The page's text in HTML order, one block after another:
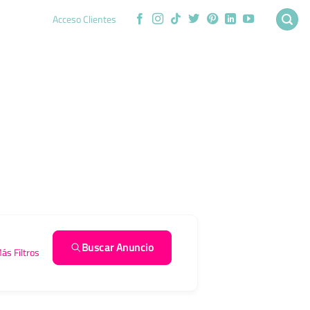
Acceso Clientes
Filtros Buscar Anuncio